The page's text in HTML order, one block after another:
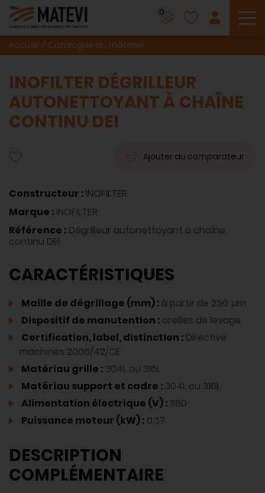
0
Accueil Catalogue du matériel
INOFILTER DÉGRILLEUR
AUTONETTOYANT À CHAÎNE
CONTINU DEI
Ajouter au comparateur
Constructeur : INOFILTER
Marque : INOFILTER
Référence : Dégrilleur autonettoyant à chaîne
continu DEI
CARACTÉRISTIQUES
Maille de dégrillage (mm) : à partir de 250 µm
Dispositif de manutention : oreilles de levage
Certification, label, distinction : Directive
machines 2006/42/CE
Matériau grille : 304L ou 316L
Matériau support et cadre : 304L ou 316L
Alimentation électrique (V) : 380
Puissance moteur (kW) : 0.37
DESCRIPTION
COMPLÉMENTAIRE